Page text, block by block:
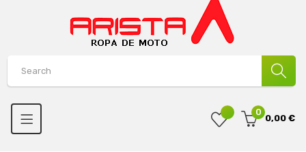
0
0,00 €